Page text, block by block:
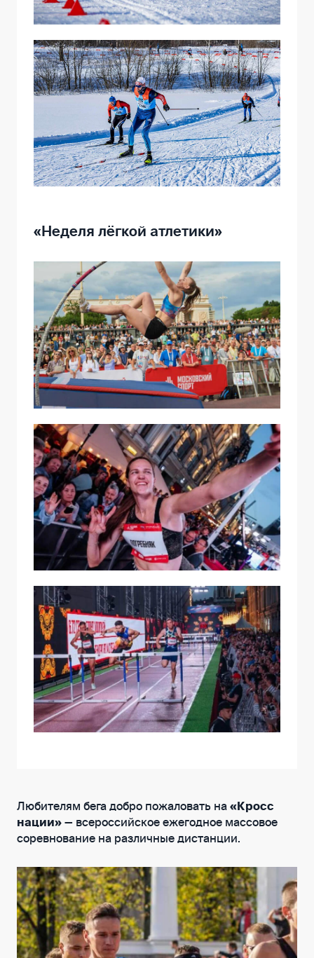
«Неделя лёгкой атлетики»
Любителям бега добро пожаловать на «Кросс
нации» — всероссийское ежегодное массовое
соревнование на различные дистанции.